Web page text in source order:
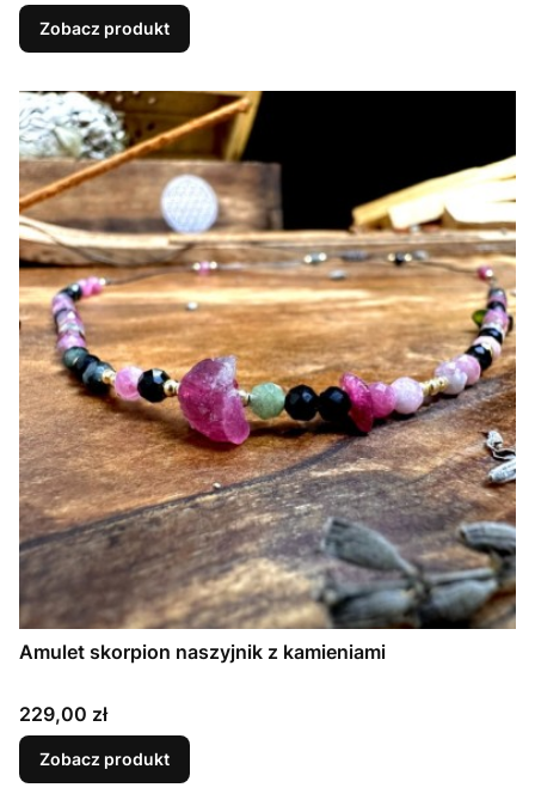
Zobacz produkt
Amulet skorpion naszyjnik z kamieniami
Cena
229,00 zł
Zobacz produkt